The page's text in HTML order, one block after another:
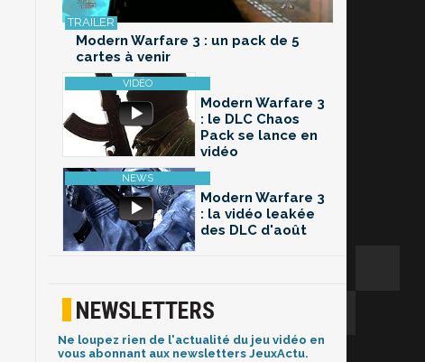
Modern Warfare 3 : un pack de 5
cartes à venir
Modern Warfare 3
: le DLC Chaos
Pack se lance en
vidéo
Modern Warfare 3
: la vidéo leakée
des DLC d'août
NEWSLETTERS
Ne loupez rien de l'actualité du jeu vidéo en
vous abonnant aux newsletters JeuxActu.